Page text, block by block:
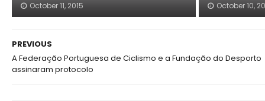
October 11, 2015 October 10,
PREVIOUS
A Federação Portuguesa de Ciclismo e a Fundação do Desporto
assinaram protocolo